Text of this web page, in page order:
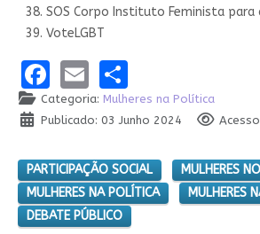
SOS Corpo Instituto Feminista para
VoteLGBT
Facebook
EmailShare
Categoria: Mulheres na Política
Publicado: 03 Junho 2024
PARTICIPAÇÃO SOCIAL
MULHERES
MULHERES NA POLÍTICA
MULHERES
DEBATE PÚBLICO